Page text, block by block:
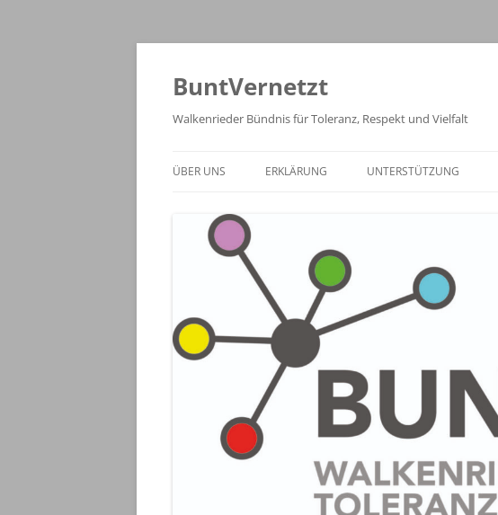
Zum
BuntVernetzt
Walkenrieder Bündnis für Toleranz, Respekt und Vielfalt
ÜBER UNS ERKLÄRUNG UNTERSTÜTZUNG